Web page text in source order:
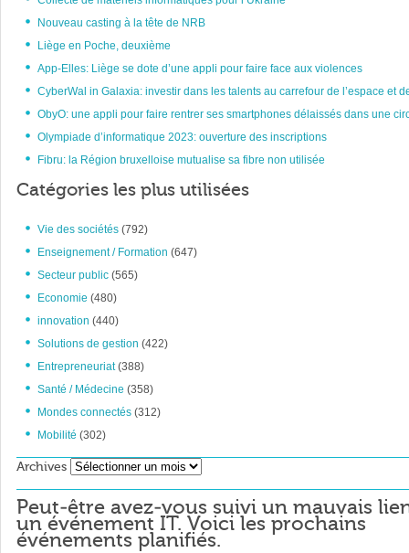
Nouveau casting à la tête de NRB
Liège en Poche, deuxième
App-Elles: Liège se dote d’une appli pour faire face aux violences
CyberWal in Galaxia: investir dans les talents au carrefour de l’espace et
ObyO: une appli pour faire rentrer ses smartphones délaissés dans une
Olympiade d’informatique 2023: ouverture des inscriptions
Fibru: la Région bruxelloise mutualise sa fibre non utilisée
Catégories les plus utilisées
Vie des sociétés (792)
Enseignement / Formation (647)
Secteur public (565)
Economie (480)
innovation (440)
Solutions de gestion (422)
Entrepreneuriat(388)
Santé / Médecine (358)
Mondes connectés (312)
Mobilité (302)
Archives Archives
Peut-être avez-vous suivi un mauvais
un événement IT. Voici les prochains
événements planifiés.